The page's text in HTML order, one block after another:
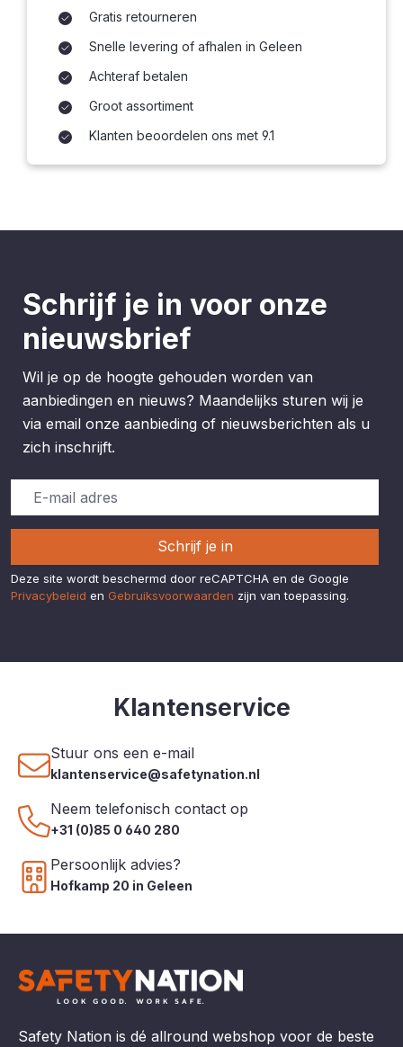
Gratis retourneren
Snelle levering of afhalen in Geleen
Achteraf betalen
Groot assortiment
Klanten beoordelen ons met 9.1
Schrijf je in voor onze
nieuwsbrief
Wil je op de hoogte gehouden worden van
aanbiedingen en nieuws? Maandelijks sturen wij je
via email onze aanbieding of nieuwsberichten als u
zich inschrijft.
Schrijf je in
Deze site wordt beschermd door reCAPTCHA en de Google
Privacybeleid en Gebruiksvoorwaarden zijn van toepassing.
Klantenservice
Stuur ons een e-mail
klantenservice@safetynation.nl
Neem telefonisch contact op
+31 (0)85 0 640 280
Persoonlijk advies?
Hofkamp 20 in Geleen
Safety Nation is dé allround webshop voor de beste